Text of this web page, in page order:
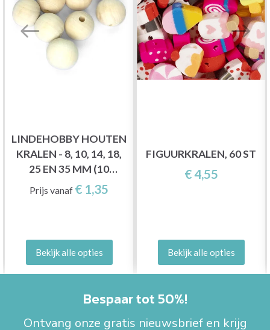
LINDEHOBBY HOUTEN
KRALEN - 8, 10, 14, 18,
25 EN 35 MM (10
STUKS)
Prijs vanaf € 1,35
Bekijk alle opties
FIGUURKRALEN, 60 ST
€ 4,55
Bekijk alle opties
Bespaar tot 50%!
Ontvang onze gratis nieuwsbrief en krijg